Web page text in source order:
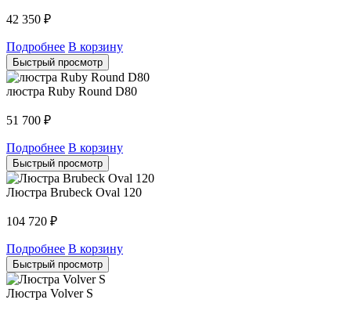
42 350 ₽
Подробнее В корзину
Быстрый просмотр
люстра Ruby Round D80
51 700 ₽
Подробнее В корзину
Быстрый просмотр
Люстра Brubeck Oval 120
104 720 ₽
Подробнее В корзину
Быстрый просмотр
Люстра Volver S